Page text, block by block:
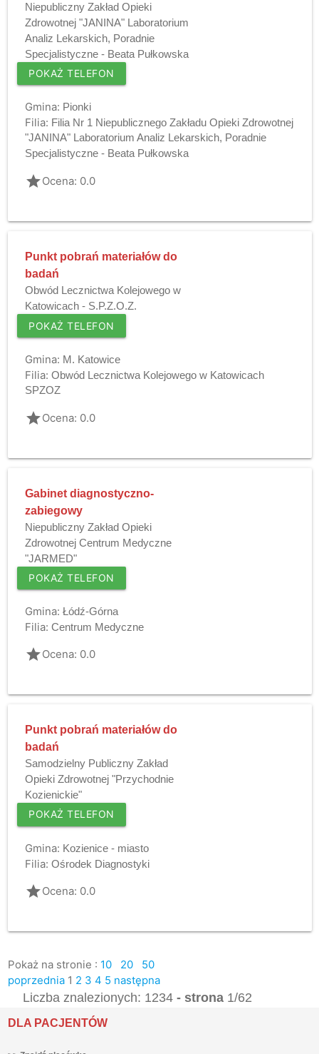
Niepubliczny Zakład Opieki
Zdrowotnej "JANINA" Laboratorium
Analiz Lekarskich, Poradnie
Specjalistyczne - Beata Pułkowska
POKAŻ TELEFON
Gmina: Pionki
Filia: Filia Nr 1 Niepublicznego Zakładu Opieki Zdrowotnej
"JANINA" Laboratorium Analiz Lekarskich, Poradnie
Specjalistyczne - Beata Pułkowska
gradeOcena: 0.0
Punkt pobrań materiałów do
badań
Obwód Lecznictwa Kolejowego w
Katowicach - S.P.Z.O.Z.
POKAŻ TELEFON
Gmina: M. Katowice
Filia: Obwód Lecznictwa Kolejowego w Katowicach
SPZOZ
gradeOcena: 0.0
Gabinet diagnostyczno-
zabiegowy
Niepubliczny Zakład Opieki
Zdrowotnej Centrum Medyczne
"JARMED"
POKAŻ TELEFON
Gmina: Łódź-Górna
Filia: Centrum Medyczne
gradeOcena: 0.0
Punkt pobrań materiałów do
badań
Samodzielny Publiczny Zakład
Opieki Zdrowotnej "Przychodnie
Kozienickie"
POKAŻ TELEFON
Gmina: Kozienice - miasto
Filia: Ośrodek Diagnostyki
gradeOcena: 0.0
Pokaż na stronie : 10 20
50
poprzednia 1 2 3 4 5 następna
Liczba znalezionych: 1234- strona 1/62
DLA PACJENTÓW